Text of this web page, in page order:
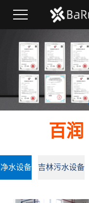
百润
水设备 吉林污水设备